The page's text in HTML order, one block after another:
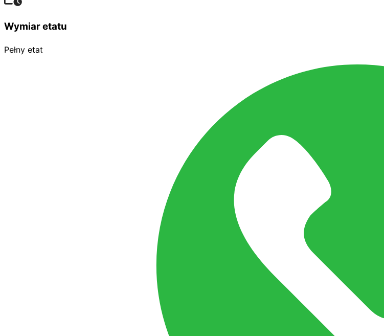
Wymiar etatu
Pełny etat